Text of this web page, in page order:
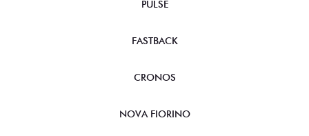
PULSE
FASTBACK
CRONOS
NOVA FIORINO